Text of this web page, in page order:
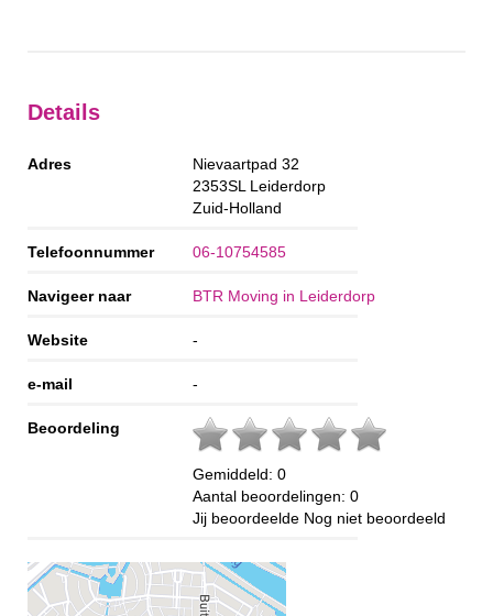
Details
Adres
Nievaartpad 32
2353SL Leiderdorp
Zuid-Holland
Telefoonnummer 06-10754585
Navigeer naar BTR Moving in Leiderdorp
Website -
e-mail -
Beoordeling
Gemiddeld: 0
Aantal beoordelingen: 0
Jij beoordeelde Nog niet beoordeeld